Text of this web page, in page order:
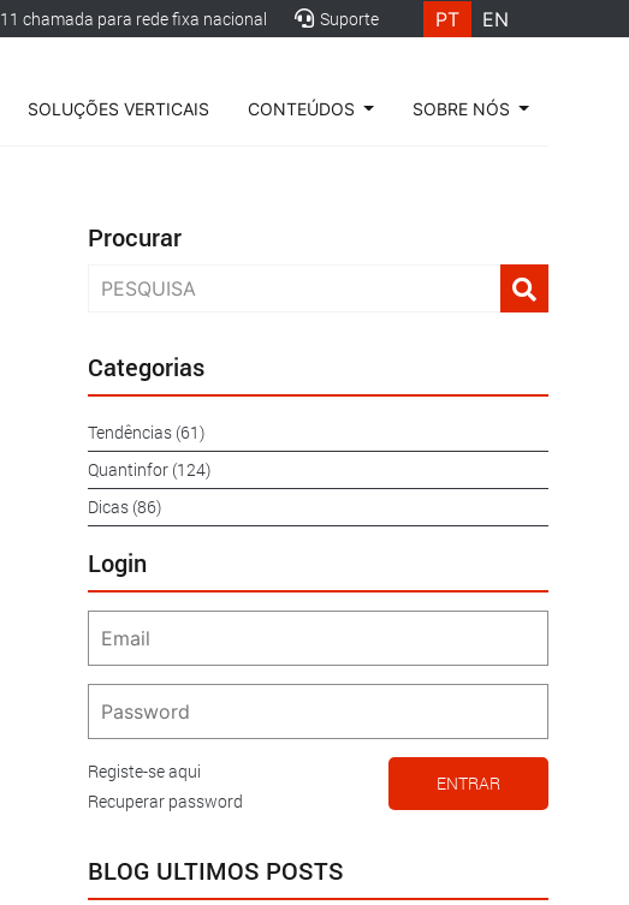
chamada para rede fixa nacional Suporte PT EN
SOLUÇÕES VERTICAIS CONTEÚDOS SOBRE NÓS
Procurar
Categorias
Tendências (61)
Quantinfor (124)
Dicas (86)
Login
Registe-se aqui
Recuperar password
ENTRAR
BLOG ULTIMOS POSTS